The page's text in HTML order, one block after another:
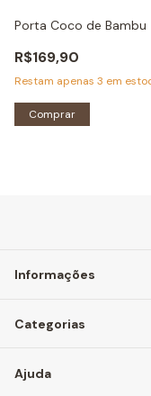
Porta Coco de Bambu
R$169,90
Restam apenas 3 em
Comprar
Informações
Categorias
Ajuda